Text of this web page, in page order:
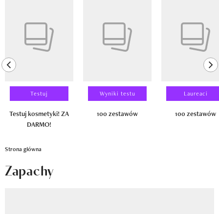
Wizaz Summer Influ School
Mój profil / Zarejestruj się
previous element
Testuj
Testuj kosmetyki! ZA
DARMO!
Wyniki testu
100 zestawów
Laureaci
100 zestawów
Strona główna
Zapachy